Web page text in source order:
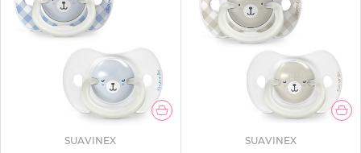
SUAVINEX SUAVINEX